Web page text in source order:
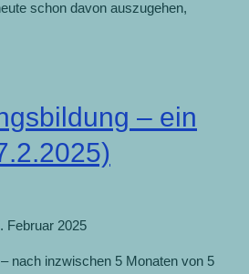
schon davon auszugehen,
– ein
Februar 2025
nach inzwischen 5 Monaten von 5